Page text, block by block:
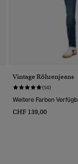
Vintage Röhrenjeans
(14)
Weitere Farben
CHF 139,00